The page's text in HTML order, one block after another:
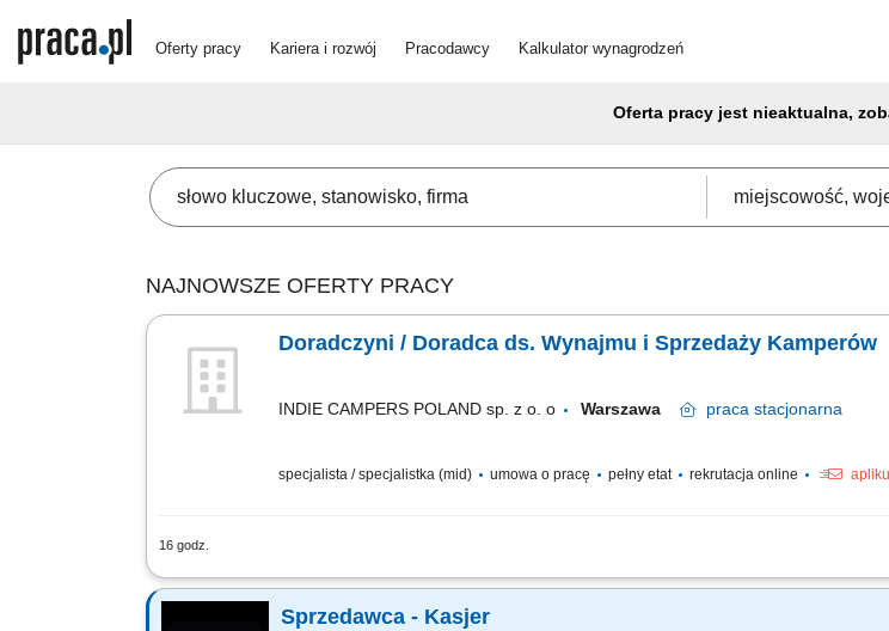
Oferty pracy Kariera i rozwój Pracodawcy Kalkulator wynagrodzeń
Oferta pracy jest nieaktualna,
NAJNOWSZE OFERTY PRACY
Doradczyni / Doradca ds. Wynajmu i Sprzedaży Kamperów
INDIE CAMPERS POLAND sp. z o. o Warszawa praca stacjonarna
specjalista / specjalistka (mid) umowa o pracę pełny etat rekrutacja online
16 godz.
Zakres obowiązków: obsługa klientów zainteresowanych wynajmem i zakupem kamperów,
Sprzedawca - Kasjer